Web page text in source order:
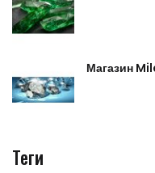
Магазин
Теги